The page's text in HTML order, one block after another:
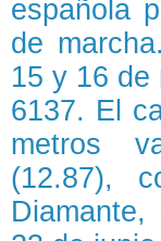
española
de
15 y 16 de
6137. El
metros
(12.87),
Diamante,